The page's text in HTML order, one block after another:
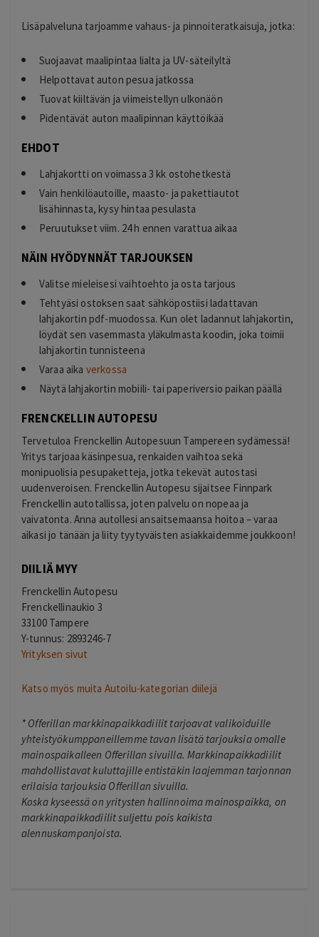
Lisäpalveluna tarjoamme vahaus- ja pinnoiteratkaisuja, jotka:
Suojaavat maalipintaa lialta ja UV-säteilyltä
Helpottavat auton pesua jatkossa
Tuovat kiiltävän ja viimeistellyn ulkonäön
Pidentävät auton maalipinnan käyttöikää
EHDOT
Lahjakortti on voimassa 3 kk ostohetkestä
Vain henkilöautoille, maasto- ja pakettiautot
lisähinnasta, kysy hintaa pesulasta
Peruutukset viim. 24 h ennen varattua aikaa
NÄIN HYÖDYNNÄT TARJOUKSEN
Valitse mieleisesi vaihtoehto ja osta tarjous
Tehtyäsi ostoksen saat sähköpostiisi ladattavan
lahjakortin pdf-muodossa. Kun olet ladannut lahjakortin,
löydät sen vasemmasta yläkulmasta koodin, joka toimii
lahjakortin tunnisteena
Varaa aika verkossa
Näytä lahjakortin mobiili- tai paperiversio paikan päällä
FRENCKELLIN AUTOPESU
Tervetuloa Frenckellin Autopesuun Tampereen sydämessä!
Yritys tarjoaa käsinpesua, renkaiden vaihtoa sekä
monipuolisia pesupaketteja, jotka tekevät autostasi
uudenveroisen. Frenckellin Autopesu sijaitsee Finnpark
Frenckellin autotallissa, joten palvelu on nopeaa ja
vaivatonta. Anna autollesi ansaitsemaansa hoitoa – varaa
aikasi jo tänään ja liity tyytyväisten asiakkaidemme joukkoon!
DIILIÄ MYY
Frenckellin Autopesu
Frenckellinaukio 3
33100 Tampere
Y-tunnus: 2893246-7
Yrityksen sivut
Katso myös muita Autoilu-kategorian diilejä
* Offerillan markkinapaikkadiilit tarjoavat valikoiduille
yhteistyökumppaneillemme tavan lisätä tarjouksia omalle
mainospaikalleen Offerillan sivuilla. Markkinapaikkadiilit
mahdollistavat kuluttajille entistäkin laajemman tarjonnan
erilaisia tarjouksia Offerillan sivuilla.
Koska kyseessä on yritysten hallinnoima mainospaikka, on
markkinapaikkadiilit suljettu pois kaikista
alennuskampanjoista.